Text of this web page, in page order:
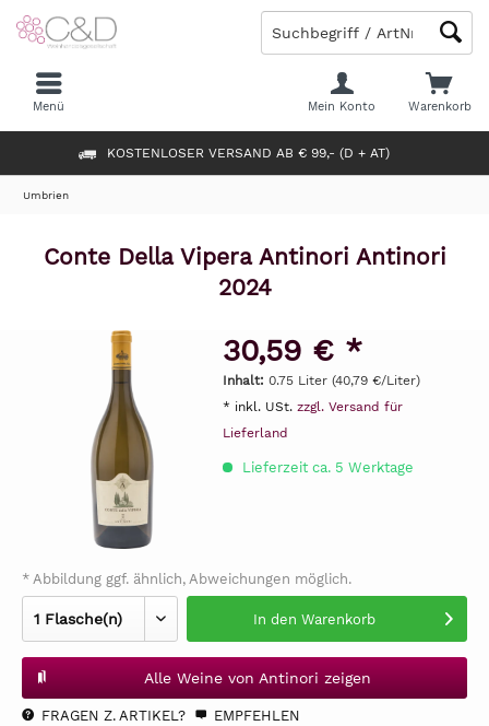
KOSTENLOSER VERSAND AB € 99,- (D + AT)
Warenkorb
Mein Konto
Menü
Umbrien
Conte Della Vipera Antinori Antinori
2024
30,59 € *
Inhalt: 0.75 Liter (40,79 €/Liter)
* inkl. USt. zzgl. Versand für
Lieferland
Lieferzeit ca. 5 Werktage
* Abbildung ggf. ähnlich, Abweichungen möglich.
In den Warenkorb
Alle Weine von Antinori zeigen
FRAGEN Z. ARTIKEL? EMPFEHLEN